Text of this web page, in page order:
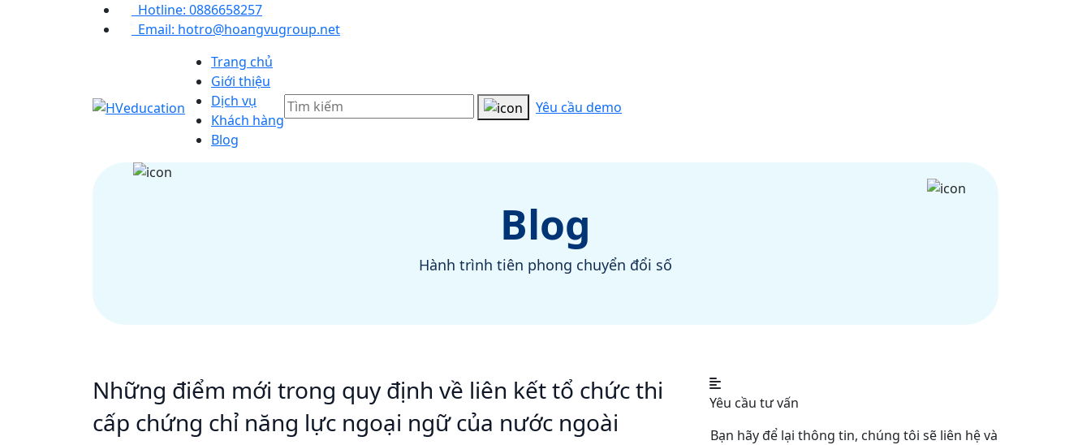
Hotline: 0886658257
Email: hotro@hoangvugroup.net
Trang chủ
Giới thiệu
Dịch vụ
Khách hàng
Blog
Yêu cầu demo
Blog
Hành trình tiên phong chuyển đổi số
Những điểm mới trong quy định về liên kết tổ chức thi
cấp chứng chỉ năng lực ngoại ngữ của nước ngoài
Yêu cầu tư vấn
Bạn hãy để lại thông tin, chúng tôi sẽ liên hệ và